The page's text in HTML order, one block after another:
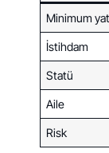
Minimum
İstihdam
Statü
Aile
Risk